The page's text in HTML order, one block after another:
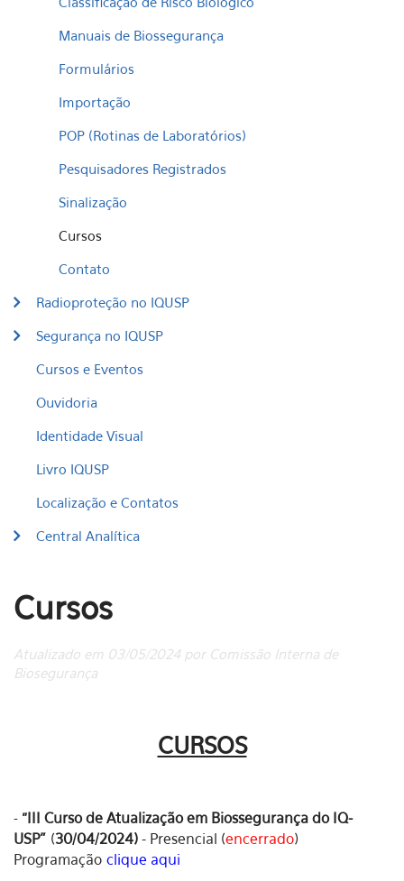
Manuais de Biossegurança
Formulários
Importação
POP (Rotinas de Laboratórios)
Pesquisadores Registrados
Sinalização
Cursos
Contato
Radioproteção no IQUSP
Segurança no IQUSP
Cursos e Eventos
Ouvidoria
Identidade Visual
Livro IQUSP
Localização e Contatos
Central Analítica
Cursos
Atualizado em 03/05/2024 por Comissão Interna de
Biosegurança
CURSOS
- "III Curso de Atualização em Biossegurança do IQ-
USP" (30/04/2024) - Presencial (encerrado)
Programação clique aqui